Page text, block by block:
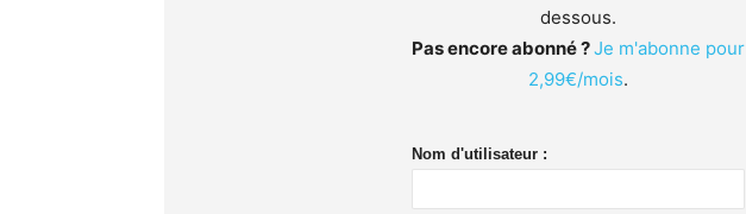
dessous.
Pas encore abonné ?Je m'abonne pour
2,99€/mois.
Nom d'utilisateur :